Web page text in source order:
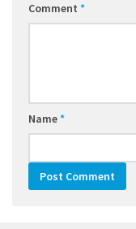
Comment *
Name*